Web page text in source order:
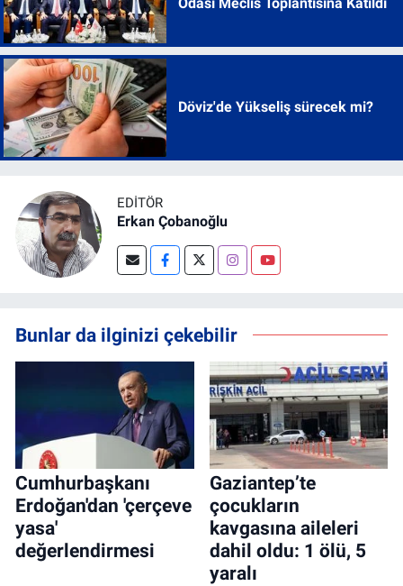
Döviz'de Yükseliş sürecek mi?
EDITÖR
Erkan Çobanoğlu
Bunlar da ilginizi çekebilir
Cumhurbaşkanı
Erdoğan'dan 'çerçeve
yasa'
değerlendirmesi
Gaziantep’te
çocukların
kavgasına aileleri
dahil oldu: 1 ölü, 5
yaralı